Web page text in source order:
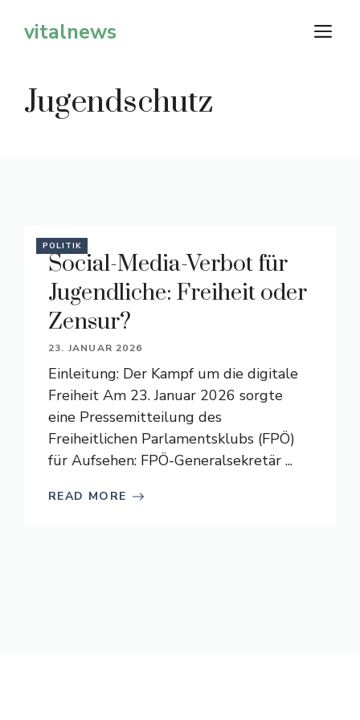
Inhaltvitalnews
Jugendschutz
POLITIK
Social-Media-Verbot für
Jugendliche: Freiheit oder
Zensur?
23. JANUAR 2026
Einleitung: Der Kampf um die digitale
Freiheit Am 23. Januar 2026 sorgte
eine Pressemitteilung des
Freiheitlichen Parlamentsklubs (FPÖ)
für Aufsehen: FPÖ-Generalsekretär ...
READ MORE